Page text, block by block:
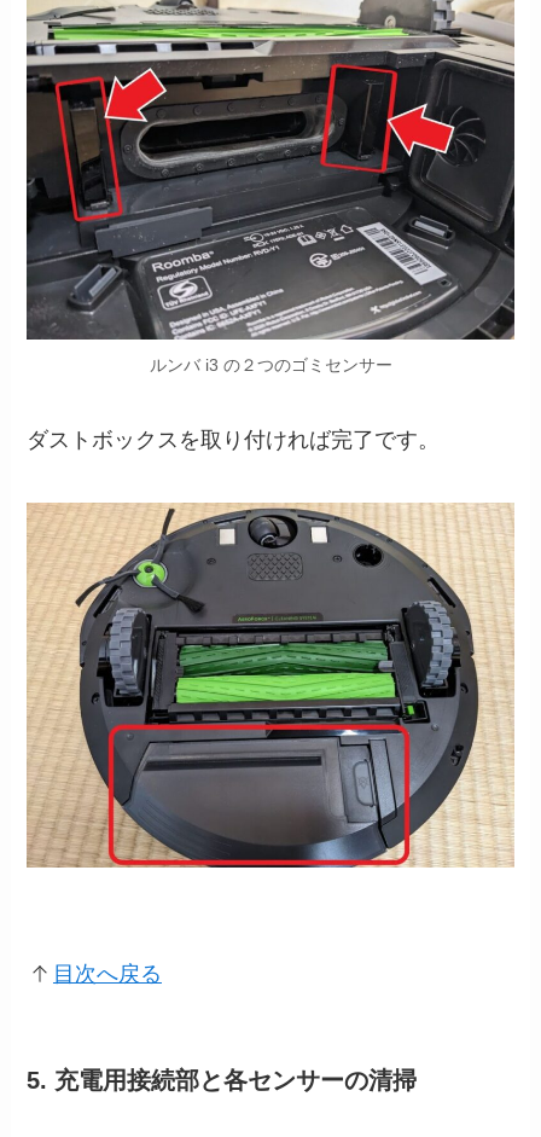
ルンバ i3 の２つのゴミセンサー
ダストボックスを取り付ければ完了です。
目次へ戻る
5. 充電用接続部と各センサーの清掃